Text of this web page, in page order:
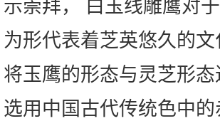
示崇拜， 白玉线雕鹰对
为形代表着芝英悠久的
将玉鹰的形态与灵芝形
选用中国古代传统色中